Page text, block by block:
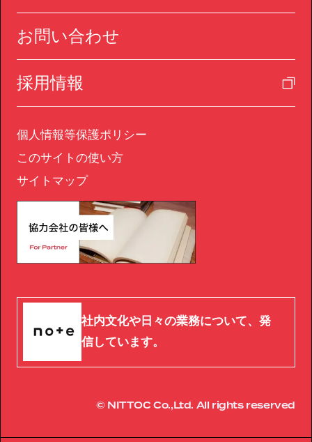
お問い合わせ
採用情報
個人情報等保護ポリシー
このサイトの使い方
サイトマップ
社内文化や日々の業務について、発
信しています。
© NITTOC Co.,Ltd. All rights reserved